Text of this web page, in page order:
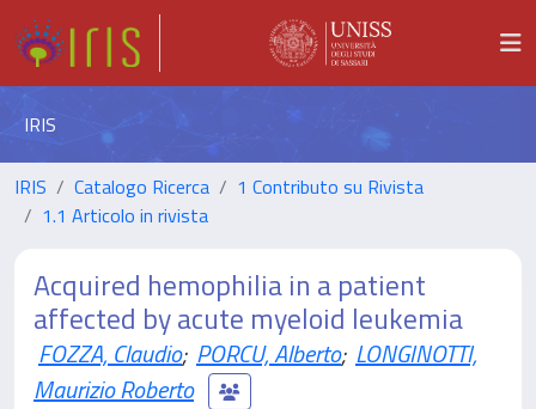
IRIS
IRIS Catalogo Ricerca
1 Contributo su Rivista
1.1 Articolo in rivista
Acquired hemophilia in a patient
affected by acute myeloid leukemia
FOZZA, Claudio; PORCU, Alberto; LONGINOTTI,
Maurizio Roberto